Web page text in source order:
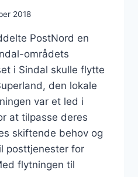
2018
PostNord en
områdets
i Sindal skulle flytte
den lokale
var et led i
at tilpasse deres
skiftende behov og
posttjenester for
flytningen til